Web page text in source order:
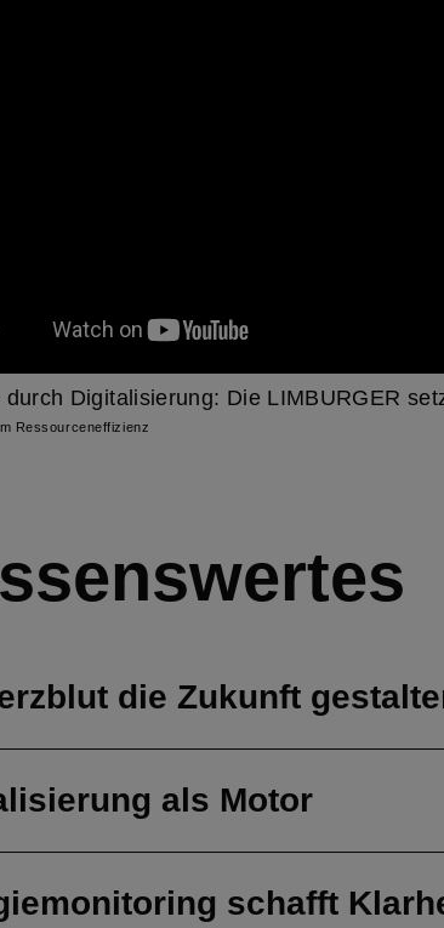
durch Digitalisierung: Die LIMBURGER
Ressourceneffizienz
die Zukunft
als Motor
schafft